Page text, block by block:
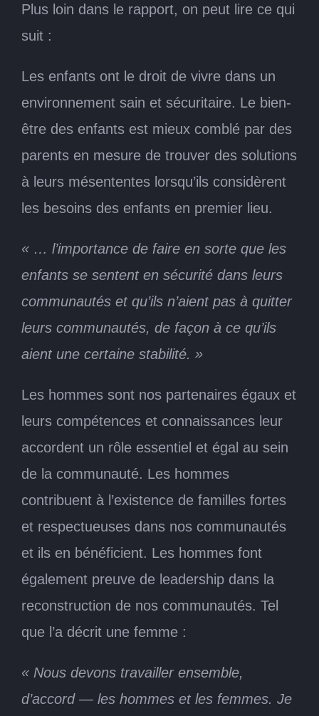
Plus loin dans le rapport, on peut lire ce qui
suit :
Les enfants ont le droit de vivre dans un
environnement sain et sécuritaire. Le bien-
être des enfants est mieux comblé par des
parents en mesure de trouver des solutions
à leurs mésententes lorsqu’ils considèrent
les besoins des enfants en premier lieu.
« … l’importance de faire en sorte que les
enfants se sentent en sécurité dans leurs
communautés et qu’ils n’aient pas à quitter
leurs communautés, de façon à ce qu’ils
aient une certaine stabilité. »
Les hommes sont nos partenaires égaux et
leurs compétences et connaissances leur
accordent un rôle essentiel et égal au sein
de la communauté. Les hommes
contribuent à l’existence de familles fortes
et respectueuses dans nos communautés
et ils en bénéficient. Les hommes font
également preuve de leadership dans la
reconstruction de nos communautés. Tel
que l’a décrit une femme :
« Nous devons travailler ensemble,
d’accord — les hommes et les femmes. Je